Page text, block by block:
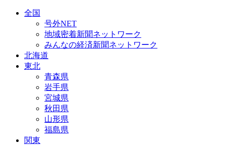
全国
号外NET
地域密着新聞ネットワーク
みんなの経済新聞ネットワーク
北海道
東北
青森県
岩手県
宮城県
秋田県
山形県
福島県
関東